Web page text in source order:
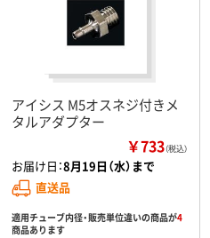
アイシス M5オスネジ付きメ
タルアダプター
￥733（税込）
お届け日：8月19日（水）まで
直送品
適用チューブ内径・販売単位違いの商品が4
商品あります